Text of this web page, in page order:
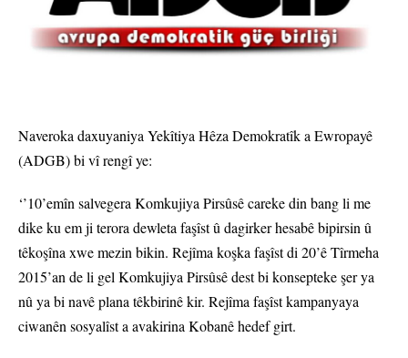
Naveroka daxuyaniya Yekîtiya Hêza Demokratîk a Ewropayê
(ADGB) bi vî rengî ye:
‘’10’emîn salvegera Komkujiya Pirsûsê careke din bang li me
dike ku em ji terora dewleta faşîst û dagirker hesabê bipirsin û
têkoşîna xwe mezin bikin. Rejîma koşka faşîst di 20’ê Tîrmeha
2015’an de li gel Komkujiya Pirsûsê dest bi konsepteke şer ya
nû ya bi navê plana têkbirinê kir. Rejîma faşîst kampanyaya
ciwanên sosyalîst a avakirina Kobanê hedef girt.